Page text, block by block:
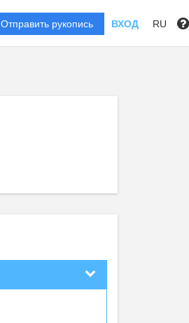
Отправить рукопись ВХОД RU